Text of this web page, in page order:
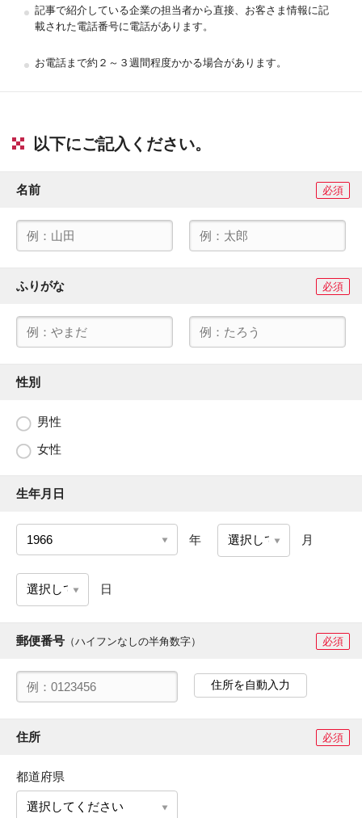
記事で紹介している企業の担当者から直接、お客さま情報に記
載された電話番号に電話があります。
お電話まで約２～３週間程度かかる場合があります。
以下にご記入ください。
名前 必須
ふりがな 必須
性別
男性
女性
生年月日
年 月
日
郵便番号 （ハイフンなしの半角数字） 必須
住所を自動入力
住所 必須
都道府県